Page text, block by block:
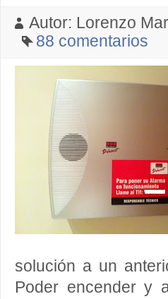
Autor: Lorenzo
88 comentarios
solución a un
Poder encender y